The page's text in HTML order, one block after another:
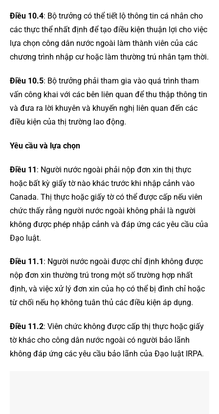
Điều 10.4: Bộ trưởng có thể tiết lộ thông tin cá nhân cho
các thực thể nhất định để tạo điều kiện thuận lợi cho việc
lựa chọn công dân nước ngoài làm thành viên của các
chương trình nhập cư hoặc làm thường trú nhân tạm thời.
Điều 10.5: Bộ trưởng phải tham gia vào quá trình tham
vấn công khai với các bên liên quan để thu thập thông tin
và đưa ra lời khuyên và khuyến nghị liên quan đến các
điều kiện của thị trường lao động.
Yêu cầu và lựa chọn
Điều 11: Người nước ngoài phải nộp đơn xin thị thực
hoặc bất kỳ giấy tờ nào khác trước khi nhập cảnh vào
Canada. Thị thực hoặc giấy tờ có thể được cấp nếu viên
chức thấy rằng người nước ngoài không phải là người
không được phép nhập cảnh và đáp ứng các yêu cầu của
Đạo luật.
Điều 11.1 : Người nước ngoài được chỉ định không được
nộp đơn xin thường trú trong một số trường hợp nhất
định, và việc xử lý đơn xin của họ có thể bị đình chỉ hoặc
từ chối nếu họ không tuân thủ các điều kiện áp dụng.
Điều 11.2: Viên chức không được cấp thị thực hoặc giấy
tờ khác cho công dân nước ngoài có người bảo lãnh
không đáp ứng các yêu cầu bảo lãnh của Đạo luật IRPA.